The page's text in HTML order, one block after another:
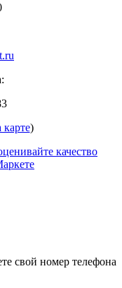
карте)
свой номер телефона